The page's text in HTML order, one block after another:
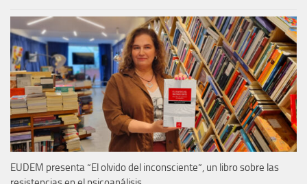
EUDEM presenta “El olvido del inconsciente”, un libro sobre las